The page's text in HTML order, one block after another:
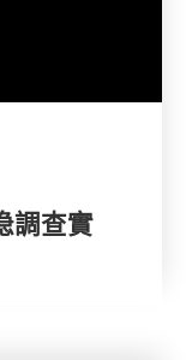
調查實